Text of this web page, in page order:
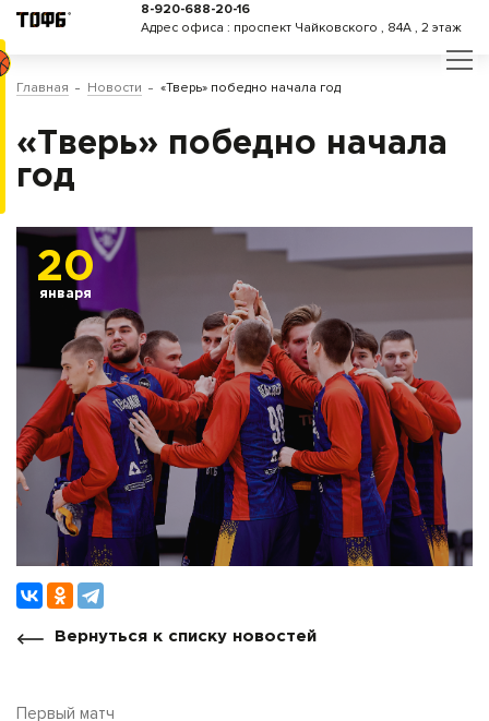
8-920-688-20-16
Адрес офиса : проспект Чайковского , 84А , 2 этаж
Главная Новости «Тверь» победно начала год
«Тверь» победно начала
год
20
января
Вернуться к списку новостей
Первый матч